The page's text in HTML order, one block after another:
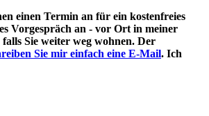
einen Termin an für ein kostenfreies
Vorgespräch an - vor Ort in meiner
falls Sie weiter weg wohnen. Der
Sie mir einfach eine E-Mail. Ich